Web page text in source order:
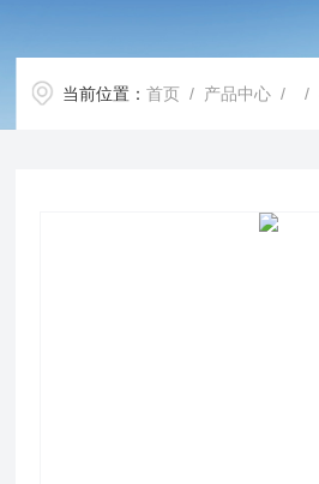
当前位置：首页 / 产品中心 / /